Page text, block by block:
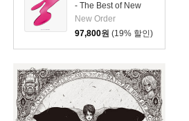
- The Best of New
Order [3LP]
New Order
97,800원 (19% 할인)